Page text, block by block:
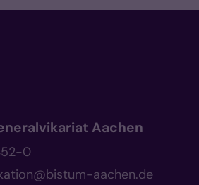
Aachen
0
aachen.de